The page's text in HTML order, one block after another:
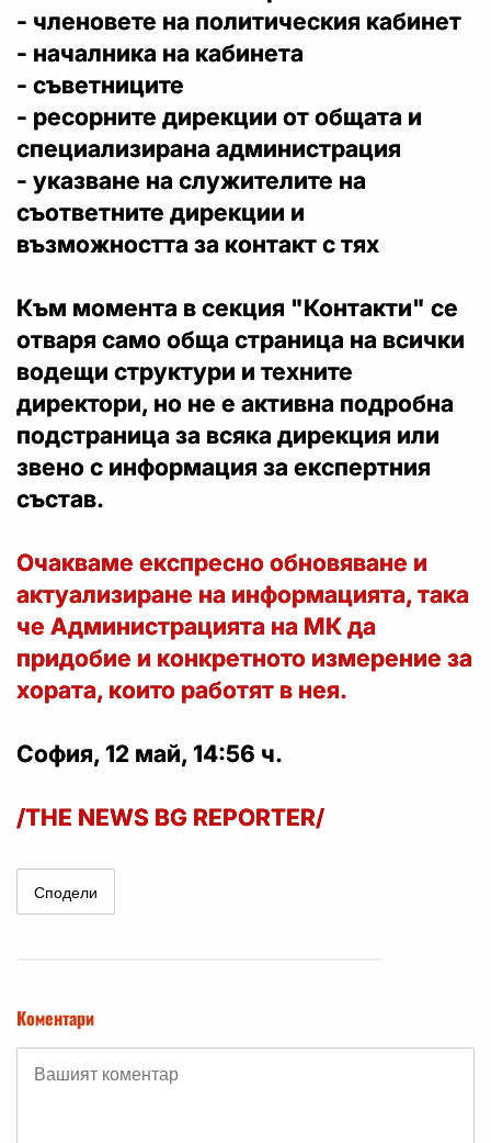
- членовете на политическия кабинет
- началника на кабинета
- съветниците
- ресорните дирекции от общата и
специализирана администрация
- указване на служителите на
съответните дирекции и
възможността за контакт с тях
Към момента в секция "Контакти" се
отваря само обща страница на всички
водещи структури и техните
директори, но не е активна подробна
подстраница за всяка дирекция или
звено с информация за експертния
състав.
Очакваме експресно обновяване и
актуализиране на информацията, така
че Администрацията на МК да
придобие и конкретното измерение за
хората, които работят в нея.
София, 12 май, 14:56 ч.
/THE NEWS BG REPORTER/
Сподели
Коментари